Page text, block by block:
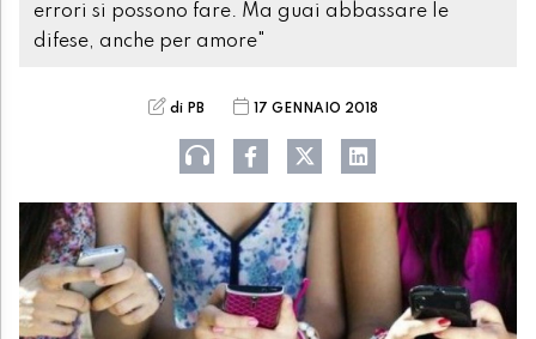
errori si possono fare. Ma guai abbassare le
difese, anche per amore"
di PB 17 GENNAIO 2018